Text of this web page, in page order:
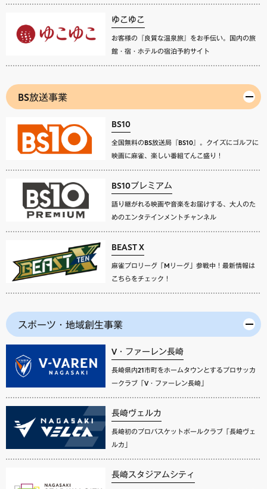
ゆこゆこ
お客様の『良質な温泉旅』をお手伝い。国内の旅
館・宿・ホテルの宿泊予約サイト
BS放送事業
BS10
全国無料のBS放送局『BS10』。クイズにゴルフに
映画に麻雀、楽しい番組てんこ盛り！
BS10プレミアム
語り継がれる映画や音楽をお届けする、大人のた
めのエンタテインメントチャンネル
BEAST X
麻雀プロリーグ「Mリーグ」参戦中！最新情報は
こちらをチェック！
スポーツ・地域創生事業
V・ファーレン長崎
長崎県内21市町をホームタウンとするプロサッカ
ークラブ「V・ファーレン長崎」
長崎ヴェルカ
長崎初のプロバスケットボールクラブ「長崎ヴェ
ルカ」
長崎スタジアムシティ